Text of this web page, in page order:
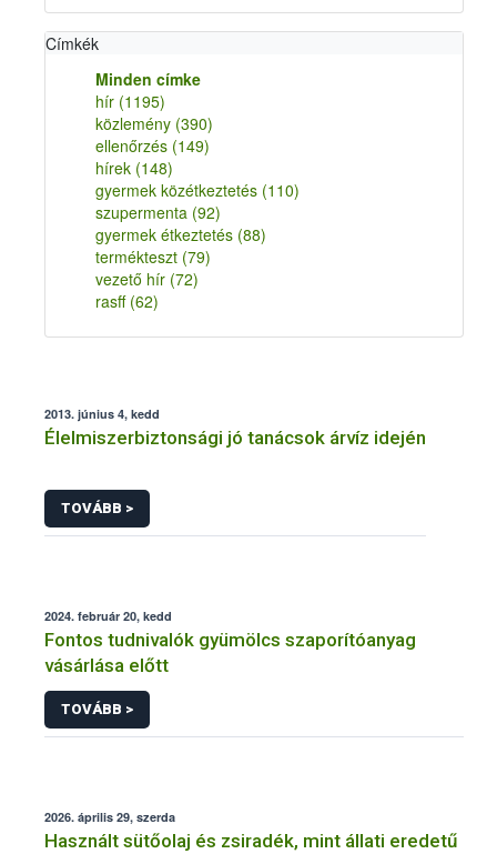
Címkék
Minden címke
hír (1195)
közlemény (390)
ellenőrzés (149)
hírek (148)
gyermek közétkeztetés (110)
szupermenta (92)
gyermek étkeztetés (88)
termékteszt (79)
vezető hír (72)
rasff (62)
2013. június 4, kedd
Élelmiszerbiztonsági jó tanácsok árvíz idején
TOVÁBB >
2024. február 20, kedd
Fontos tudnivalók gyümölcs szaporítóanyag
vásárlása előtt
TOVÁBB >
2026. április 29, szerda
Használt sütőolaj és zsiradék, mint állati eredetű